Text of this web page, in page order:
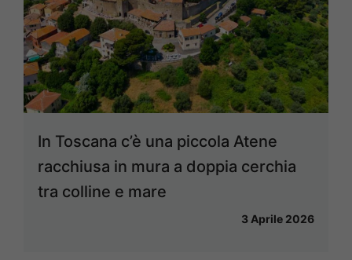
In Toscana c’è una piccola Atene
racchiusa in mura a doppia cerchia
tra colline e mare
3 Aprile 2026